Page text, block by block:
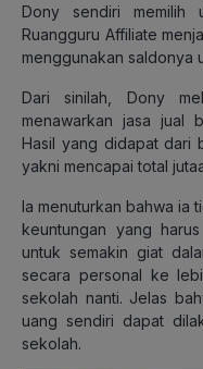
Dony sendiri memilih
Ruangguru Affiliate
menggunakan saldonya
Dari sinilah, Dony
menawarkan jasa jual
Hasil yang didapat dari
yakni mencapai total
Ia menuturkan bahwa ia
keuntungan yang
untuk semakin giat
secara personal ke
sekolah nanti. Jelas
uang sendiri dapat
sekolah.